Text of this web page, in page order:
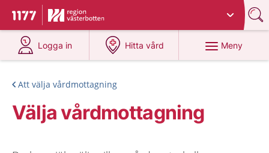
Till startsidan för 1177
Du har valt region
Logga in
på 1177.se
Hitta vård
på 1177.se
Meny
Att välja vårdmottagning
Välja vårdmottagning